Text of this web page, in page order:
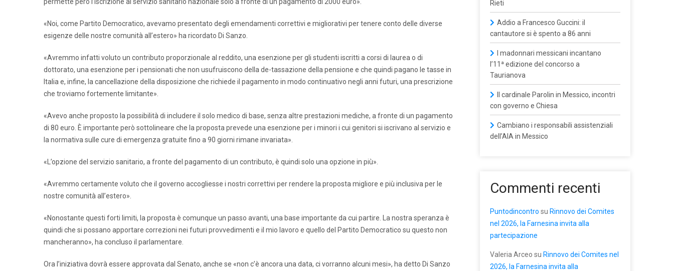
«Noi, come Partito Democratico, avevamo presentato degli emendamenti correttivi e migliorativi per tenere conto delle diverse
esigenze delle nostre comunità all’estero» ha ricordato Di Sanzo.
«Avremmo infatti voluto un contributo proporzionale al reddito, una esenzione per gli studenti iscritti a corsi di laurea o di
dottorato, una esenzione per i pensionati che non usufruiscono della de-tassazione della pensione e che quindi pagano le tasse in
Italia e, infine, la cancellazione della disposizione che richiede il pagamento in modo continuativo negli anni futuri, una prescrizione
che troviamo fortemente limitante».
«Avevo anche proposto la possibilità di includere il solo medico di base, senza altre prestazioni mediche, a fronte di un pagamento
di 80 euro. È importante però sottolineare che la proposta prevede una esenzione per i minori i cui genitori si iscrivano al servizio e
la normativa sulle cure di emergenza gratuite fino a 90 giorni rimane invariata».
«L’opzione del servizio sanitario, a fronte del pagamento di un contributo, è quindi solo una opzione in più».
«Avremmo certamente voluto che il governo accogliesse i nostri correttivi per rendere la proposta migliore e più inclusiva per le
nostre comunità all’estero».
«Nonostante questi forti limiti, la proposta è comunque un passo avanti, una base importante da cui partire. La nostra speranza è
quindi che si possano apportare correzioni nei futuri provvedimenti e il mio lavoro e quello del Partito Democratico su questo non
mancheranno», ha concluso il parlamentare.
Ora l’iniziativa dovrà essere approvata dal Senato, anche se «non c’è ancora una data, ci vorranno alcuni mesi», ha detto Di Sanzo
Rieti
Addio a Francesco Guccini: il
cantautore si è spento a 86 anni
I madonnari messicani incantano
l’11ª edizione del concorso a
Taurianova
Il cardinale Parolin in Messico, incontri
con governo e Chiesa
Cambiano i responsabili assistenziali
dell’AIA in Messico
Commenti recenti
Puntodincontro su Rinnovo dei Comites
nel 2026, la Farnesina invita alla
partecipazione
Valeria Arceo su Rinnovo dei Comites nel
2026, la Farnesina invita alla